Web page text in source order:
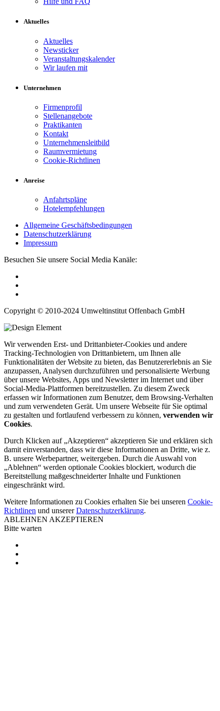
Aktuelles
Aktuelles
Newsticker
Veranstaltungskalender
Wir laufen mit
Unternehmen
Firmenprofil
Stellenangebote
Praktikanten
Kontakt
Unternehmensleitbild
Raumvermietung
Cookie-Richtlinen
Anreise
Anfahrtspläne
Hotelempfehlungen
Allgemeine Geschäftsbedingungen
Datenschutzerklärung
Impressum
Besuchen Sie unsere Social Media Kanäle:
Copyright © 2010-2024 Umweltinstitut Offenbach GmbH
Wir verwenden Erst- und Drittanbieter-Cookies und andere
Tracking-Technologien von Drittanbietern, um Ihnen alle
Funktionalitäten der Website zu bieten, das Benutzererlebnis an Sie
anzupassen, Analysen durchzuführen und personalisierte Werbung
über unsere Websites, Apps und Newsletter im Internet und über
Social-Media-Plattformen bereitzustellen. Zu diesem Zweck
erfassen wir Informationen zum Benutzer, dem Browsing-Verhalten
und zum verwendeten Gerät. Um unsere Webseite für Sie optimal
zu gestalten und fortlaufend verbessern zu können, verwenden wir
Cookies.
Durch Klicken auf „Akzeptieren“ akzeptieren Sie und erklären sich
damit einverstanden, dass wir diese Informationen an Dritte, wie z.
B. unsere Werbepartner, weitergeben. Durch die Auswahl von
„Ablehnen“ werden optionale Cookies blockiert, wodurch die
Bereitstellung maßgeschneiderter Inhalte und Funktionen
eingeschränkt wird.
Weitere Informationen zu Cookies erhalten Sie bei unseren Cookie-
Richtlinen und unsererDatenschutzerklärung.
ABLEHNEN AKZEPTIEREN
Bitte warten